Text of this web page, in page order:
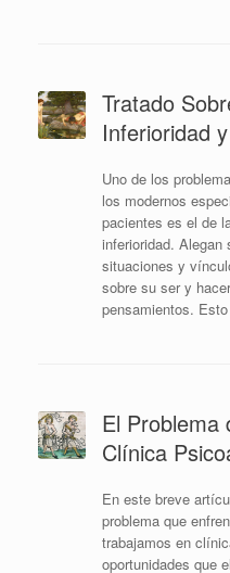
Tratado
Inferioridad
Uno de los
los modernos
pacientes es el de
inferioridad. Alegan
situaciones y
sobre su ser y
pensamientos.
El Problema
Clínica
En este breve
problema que
trabajamos en
oportunidades que